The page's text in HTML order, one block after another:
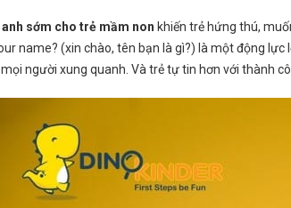
sớm cho trẻ mầm non khiến trẻ hứng thú,
name? (xin chào, tên bạn là gì?) là một động
người xung quanh. Và trẻ tự tin hơn với thành